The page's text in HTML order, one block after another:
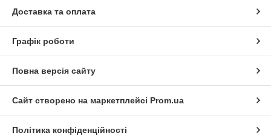
Доставка та оплата
Графік роботи
Повна версія сайту
Сайт створено на маркетплейсі Prom.ua
Політика конфіденційності